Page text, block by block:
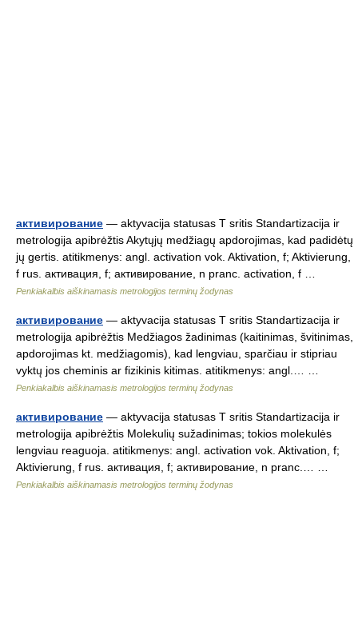
активирование — aktyvacija statusas T sritis Standartizacija ir
metrologija apibrėžtis Akytųjų medžiagų apdorojimas, kad padidėtų
jų gertis. atitikmenys: angl. activation vok. Aktivation, f; Aktivierung,
f rus. активация, f; активирование, n pranc. activation, f …
Penkiakalbis aiškinamasis metrologijos terminų žodynas
активирование — aktyvacija statusas T sritis Standartizacija ir
metrologija apibrėžtis Medžiagos žadinimas (kaitinimas, švitinimas,
apdorojimas kt. medžiagomis), kad lengviau, sparčiau ir stipriau
vyktų jos cheminis ar fizikinis kitimas. atitikmenys: angl.… …
Penkiakalbis aiškinamasis metrologijos terminų žodynas
активирование — aktyvacija statusas T sritis Standartizacija ir
metrologija apibrėžtis Molekulių sužadinimas; tokios molekulės
lengviau reaguoja. atitikmenys: angl. activation vok. Aktivation, f;
Aktivierung, f rus. активация, f; активирование, n pranc.… …
Penkiakalbis aiškinamasis metrologijos terminų žodynas